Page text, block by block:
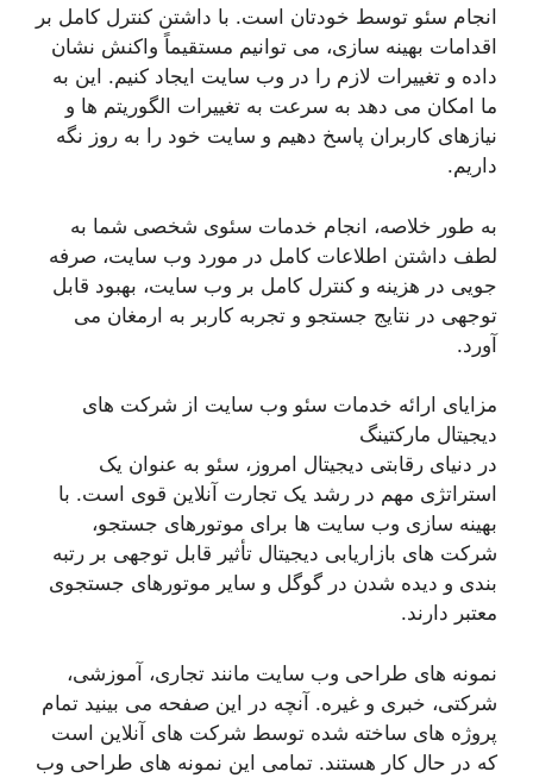
انجام سئو توسط خودتان است. با داشتن کنترل کامل بر
اقدامات بهینه سازی، می توانیم مستقیماً واکنش نشان
داده و تغییرات لازم را در وب سایت ایجاد کنیم. این به
ما امکان می دهد به سرعت به تغییرات الگوریتم ها و
نیازهای کاربران پاسخ دهیم و سایت خود را به روز نگه
داریم.
به طور خلاصه، انجام خدمات سئوی شخصی شما به
لطف داشتن اطلاعات کامل در مورد وب سایت، صرفه
جویی در هزینه و کنترل کامل بر وب سایت، بهبود قابل
توجهی در نتایج جستجو و تجربه کاربر به ارمغان می
آورد.
مزایای ارائه خدمات سئو وب سایت از شرکت های
دیجیتال مارکتینگ
در دنیای رقابتی دیجیتال امروز، سئو به عنوان یک
استراتژی مهم در رشد یک تجارت آنلاین قوی است. با
بهینه سازی وب سایت ها برای موتورهای جستجو،
شرکت های بازاریابی دیجیتال تأثیر قابل توجهی بر رتبه
بندی و دیده شدن در گوگل و سایر موتورهای جستجوی
معتبر دارند.
نمونه های طراحی وب سایت مانند تجاری، آموزشی،
شرکتی، خبری و غیره. آنچه در این صفحه می بینید تمام
پروژه های ساخته شده توسط شرکت های آنلاین است
که در حال کار هستند. تمامی این نمونه های طراحی وب